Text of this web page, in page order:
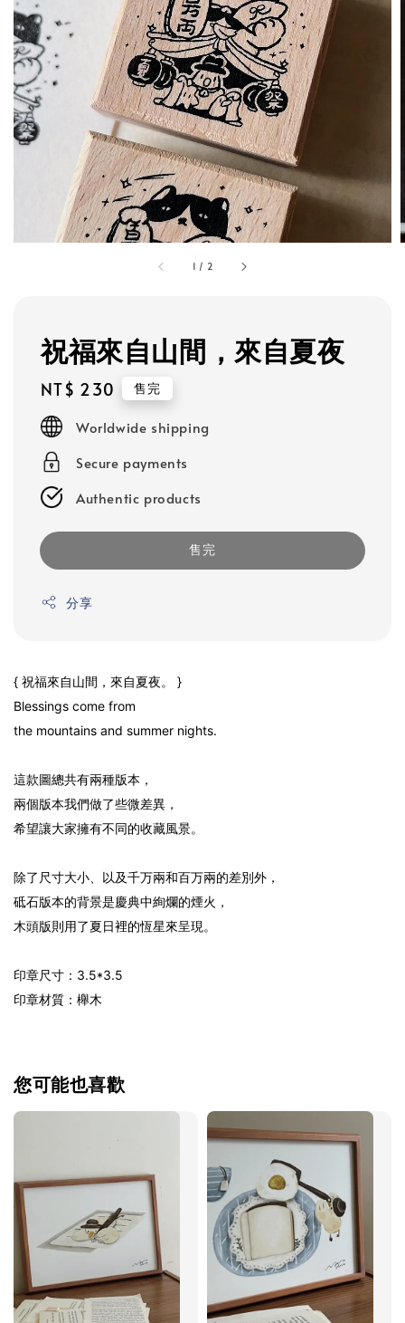
1 / 2
祝福來自山間，來自夏夜
Regular
price
NT$ 230 售完
Worldwide shipping
Secure payments
Authentic products
售完
分享
{ 祝福來自山間，來自夏夜。 }
Blessings come from
the mountains and summer nights.
這款圖總共有兩種版本，
兩個版本我們做了些微差異，
希望讓大家擁有不同的收藏風景。
除了尺寸大小、以及千万兩和百万兩的差別外，
砥石版本的背景是慶典中絢爛的煙火，
木頭版則用了夏日裡的恆星來呈現。
印章尺寸：3.5*3.5
印章材質 ： 櫸木
您可能也喜歡